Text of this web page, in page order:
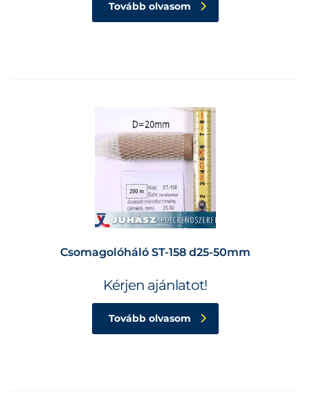
Tovább olvasom
Csomagolóháló ST-158 d25-50mm
Kérjen ajánlatot!
Tovább olvasom